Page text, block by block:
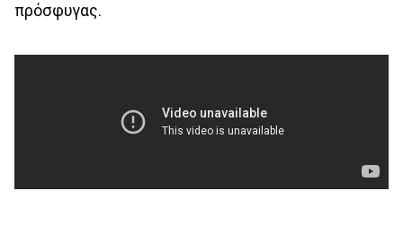
πρόσφυγας.